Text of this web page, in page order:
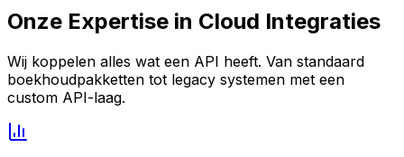
Onze Expertise in Cloud Integraties
Wij koppelen alles wat een API heeft. Van standaard
boekhoudpakketten tot legacy systemen met een
custom API-laag.